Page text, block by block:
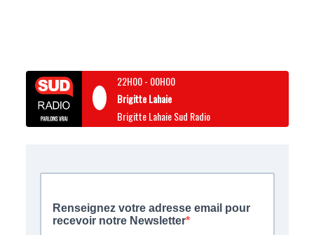
22H00- 00H00
Brigitte Lahaie
Brigitte Lahaie Sud Radio